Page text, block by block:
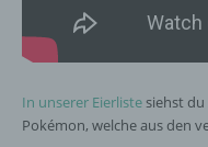
In unserer Eierliste siehst
Pokémon, welche aus den